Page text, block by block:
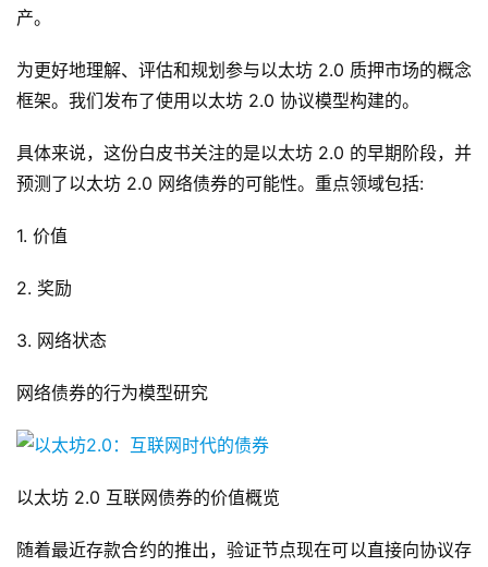
产。
为更好地理解、评估和规划参与以太坊 2.0 质押市场的概念
框架。我们发布了使用以太坊 2.0 协议模型构建的。
具体来说，这份白皮书关注的是以太坊 2.0 的早期阶段，并
预测了以太坊 2.0 网络债券的可能性。重点领域包括:
1. 价值
2. 奖励
3. 网络状态
网络债券的行为模型研究
以太坊 2.0 互联网债券的价值概览
随着最近存款合约的推出，验证节点现在可以直接向协议存